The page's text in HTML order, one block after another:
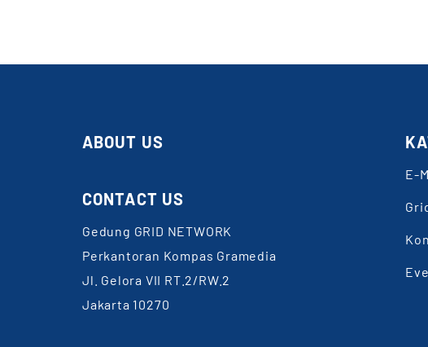
ABOUT US
CONTACT US
Gedung GRID NETWORK
Perkantoran Kompas Gramedia
Jl. Gelora VII RT.2/RW.2
Jakarta 10270
E-